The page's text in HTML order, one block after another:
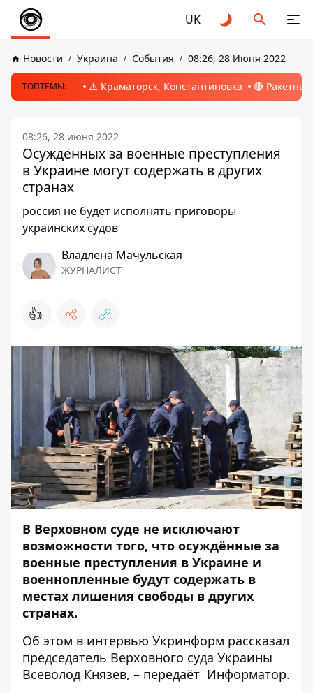
UK
Новости Украина События 08:26, 28 Июня 2022
ТОПТЕМЫ: ⚠️ Краматорск, Константиновка 🔴
08:26, 28 июня 2022
Осуждённых за военные преступления
в Украине могут содержать в других
странах
россия не будет исполнять приговоры
украинских судов
Владлена Мачульская
ЖУРНАЛИСТ
👍
В Верховном суде не исключают
возможности того, что осуждённые за
военные преступления в Украине и
военнопленные будут содержать в
местах лишения свободы в других
странах.
Об этом в интервью Укринформ рассказал
председатель Верховного суда Украины
Всеволод Князев, – передаёт Информатор.